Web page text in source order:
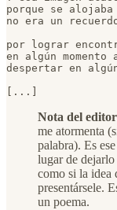
porque se alojaba
no era un
por lograr
en algún momento
despertar en
[...]
Nota del
me atormenta
palabra). Es
lugar de
como si la idea
presentársele.
un poema.